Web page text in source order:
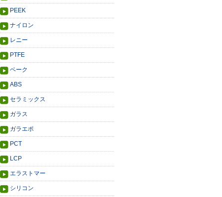
PEEK
ナイロン
レニー
PTFE
ベーク
ABS
セラミックス
ガラス
ガラエポ
PCT
LCP
エラストマー
シリコン